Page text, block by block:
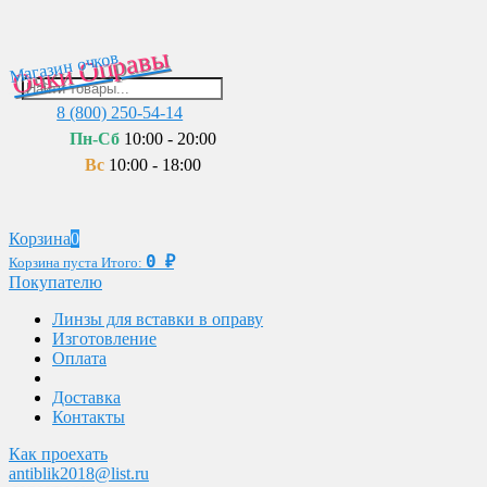
Очки Оправы
Магазин очков
8 (800) 250-54-14
Пн-Сб 10:00 - 20:00
Вс 10:00 - 18:00
Корзина0
Корзина пуста Итого: 0 ₽
Покупателю
Линзы для вставки в оправу
Изготовление
Оплата
Доставка
Контакты
Как проехать
antiblik2018@list.ru